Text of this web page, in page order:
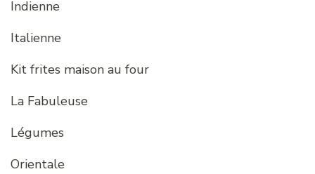
Indienne
Italienne
Kit frites maison au four
La Fabuleuse
Légumes
Orientale